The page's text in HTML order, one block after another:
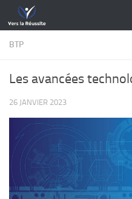
Skip to content
BTP
Les avancées
26 JANVIER 2023